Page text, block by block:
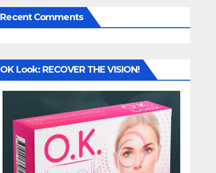
Recent Comments
OK Look: RECOVER THE VISION!